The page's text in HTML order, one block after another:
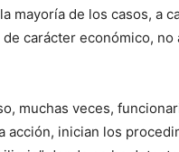
mayoría de los casos, a
carácter económico, no
muchas veces,
acción, inician los